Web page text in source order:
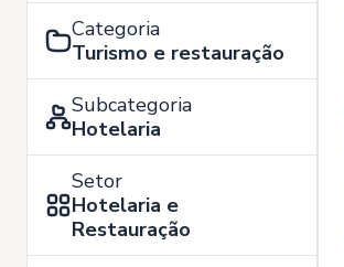
Categoria
Turismo e restauração
Subcategoria
Hotelaria
Setor
Hotelaria e
Restauração